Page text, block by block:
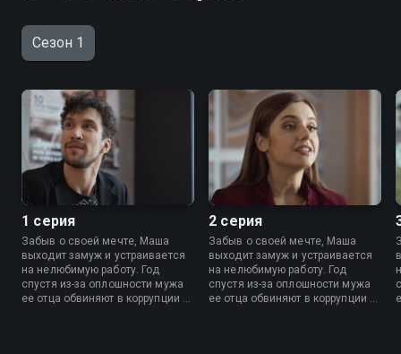
Сезон 1
1 серия
Забыв о своей мечте, Маша
выходит замуж и устраивается
на нелюбимую работу. Год
спустя из-за оплошности мужа
ее отца обвиняют в коррупции и
2 серия
Забыв о своей мечте, Маша
выходит замуж и устраивается
на нелюбимую работу. Год
спустя из-за оплошности мужа
ее отца обвиняют в коррупции и